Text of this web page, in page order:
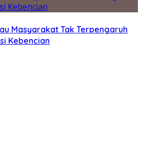
Masyarakat Tak Terpengaruh
Kebencian